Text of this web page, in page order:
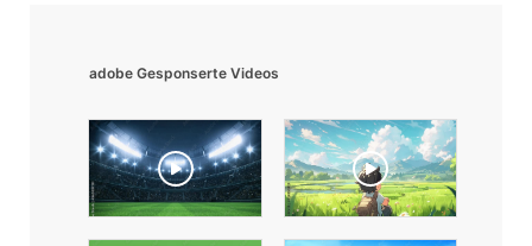
adobe Gesponserte Videos